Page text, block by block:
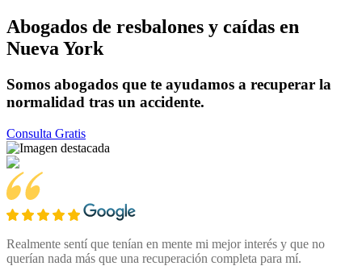
Abogados de resbalones y caídas en
Nueva York
Somos abogados que te ayudamos a recuperar la
normalidad tras un accidente.
Consulta Gratis
Realmente sentí que tenían en mente mi mejor interés y que no
querían nada más que una recuperación completa para mí.